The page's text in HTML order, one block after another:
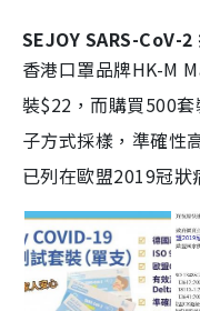
SEJOY SARS-CoV-
香港口罩品牌HK-M
裝$22，而購買500
子方式採樣，準確性
已列在歐盟2019冠狀